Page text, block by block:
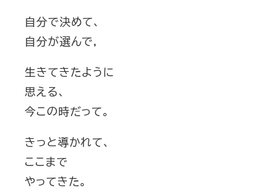
自分で決めて、
自分が選んで，
生きてきたように
思える、
今この時だって。
きっと導かれて、
ここまで
やってきた。